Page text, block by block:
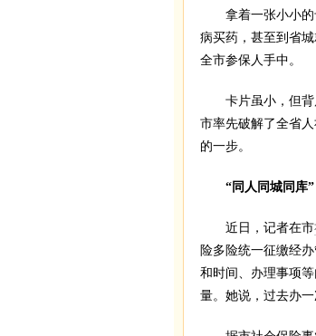
拿着一张小小的
病买药，甚至到省
全市参保人手中。
卡片虽小，但背后
市率先破解了全省
的一步。
“同人同城同库”
近日，记者在市
险多险统一征缴经
和时间、办理事项
量。她说，过去办